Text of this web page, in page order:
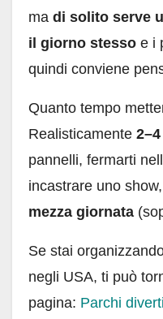
ma di solito serve
il giorno stesso e i
quindi conviene
Quanto tempo
Realisticamente
pannelli, fermarti
incastrare uno
mezza giornata
Se stai
negli USA, ti può
pagina: Parchi